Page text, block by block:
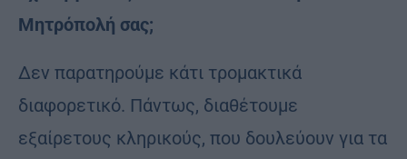
Μητρόπολή σας;
Δεν παρατηρούμε κάτι τρομακτικά
διαφορετικό. Πάντως, διαθέτουμε
εξαίρετους κληρικούς, που δουλεύουν για τα